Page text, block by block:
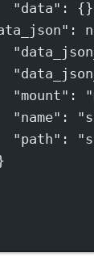
"data" :
:
"mount" :
"name" :
"path" :